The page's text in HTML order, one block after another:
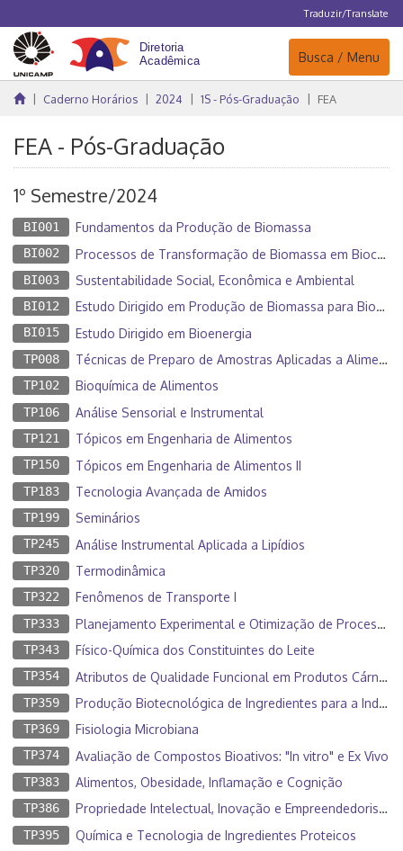
Traduzir/Translate
Navegação
Busca / Menu
Caderno Horários 2024 1S - Pós-Graduação FEA
FEA - Pós-Graduação
1º Semestre/2024
BI001 Fundamentos da Produção de Biomassa
BI002 Processos de Transformação de Biomassa em Biocombustíveis
BI003 Sustentabilidade Social, Econômica e Ambiental
BI012 Estudo Dirigido em Produção de Biomassa para Bioenergia
BI015 Estudo Dirigido em Bioenergia
TP008 Técnicas de Preparo de Amostras Aplicadas a Alimentos
TP102 Bioquímica de Alimentos
TP106 Análise Sensorial e Instrumental
TP121 Tópicos em Engenharia de Alimentos
TP150 Tópicos em Engenharia de Alimentos II
TP183 Tecnologia Avançada de Amidos
TP199 Seminários
TP245 Análise Instrumental Aplicada a Lipídios
TP320 Termodinâmica
TP322 Fenômenos de Transporte I
TP333 Planejamento Experimental e Otimização de Processos
TP343 Físico-Química dos Constituintes do Leite
TP354 Atributos de Qualidade Funcional em Produtos Cárneos
TP359 Produção Biotecnológica de Ingredientes para a Indústria de Alimentos
TP369 Fisiologia Microbiana
TP374 Avaliação de Compostos Bioativos: "In vitro" e Ex Vivo
TP383 Alimentos, Obesidade, Inflamação e Cognição
TP386 Propriedade Intelectual, Inovação e Empreendedorismo
TP395 Química e Tecnologia de Ingredientes Proteicos